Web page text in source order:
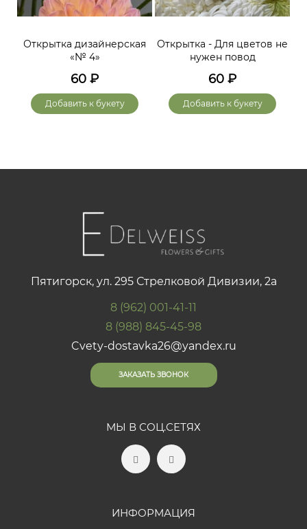
Открытка дизайнерская
«№ 4»
60 ₽
Добавить к букету
Открытка - Для цветов не
нужен повод
60 ₽
Добавить к букету
Пятигорск, ул. 295 Стрелковой Дивизии, 2а
8 (962) 001-41-11
8 (988) 845-45-98
Cvety-dostavka26@yandex.ru
ЗАКАЗАТЬ ЗВОНОК
МЫ В СОЦ.СЕТЯХ
ИНФОРМАЦИЯ